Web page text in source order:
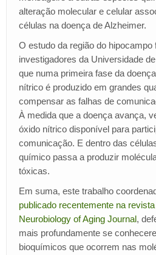
alteração molecular e celular
células na doença de Alzheimer.
O estudo da região do hipocampo
investigadores da Universidade
que numa primeira fase da
nítrico é produzido em grandes
compensar as falhas de
À medida que a doença avança,
óxido nítrico disponível para
comunicação. E dentro das
químico passa a produzir
tóxicas.
Em suma, este trabalho
publicado recentemente na
Neurobiology of Aging Journal,
mais profundamente se
bioquímicos que ocorrem nas